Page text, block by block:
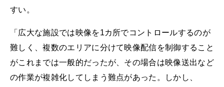
すい。
「広大な施設では映像を1カ所でコントロールするのが
難しく、複数のエリアに分けて映像配信を制御すること
がこれまでは一般的だったが、その場合は映像送出など
の作業が複雑化してしまう難点があった。しかし、